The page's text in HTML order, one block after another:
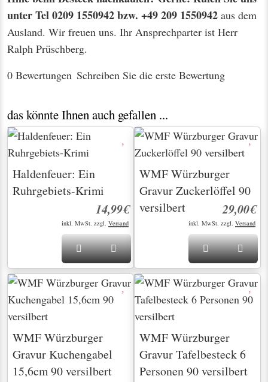
unter Tel 0209 1550942 bzw. +49 209 1550942 aus dem
Ausland. Wir freuen uns. Ihr Ansprechparter ist Herr
Ralph Prüschberg.
0 Bewertungen Schreiben Sie die erste Bewertung
das könnte Ihnen auch gefallen ...
Haldenfeuer: Ein
Ruhrgebiets-Krimi
14,99€
inkl. MwSt. zzgl. Versand
WMF Würzburger
Gravur Zuckerlöffel 90
versilbert
29,00€
inkl. MwSt. zzgl. Versand
WMF Würzburger
Gravur Kuchengabel
15,6cm 90 versilbert
WMF Würzburger
Gravur Tafelbesteck 6
Personen 90 versilbert